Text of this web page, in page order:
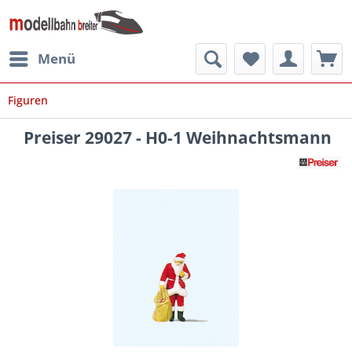
Menü
Figuren
Preiser 29027 - H0-1 Weihnachtsmann